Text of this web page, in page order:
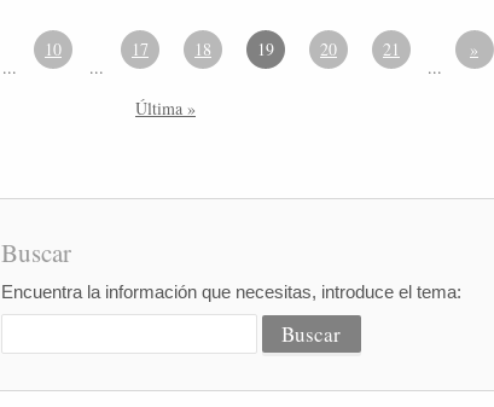
...
10
...
17 18 19 20 21
...
»
Última »
Buscar
Encuentra la información que necesitas, introduce el tema: